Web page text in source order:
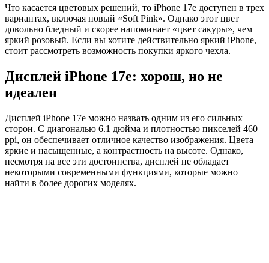
Что касается цветовых решений, то iPhone 17e доступен в трех
вариантах, включая новый «Soft Pink». Однако этот цвет
довольно бледный и скорее напоминает «цвет сакуры», чем
яркий розовый. Если вы хотите действительно яркий iPhone,
стоит рассмотреть возможность покупки яркого чехла.
Дисплей iPhone 17e: хорош, но не
идеален
Дисплей iPhone 17e можно назвать одним из его сильных
сторон. С диагональю 6.1 дюйма и плотностью пикселей 460
ppi, он обеспечивает отличное качество изображения. Цвета
яркие и насыщенные, а контрастность на высоте. Однако,
несмотря на все эти достоинства, дисплей не обладает
некоторыми современными функциями, которые можно
найти в более дорогих моделях.